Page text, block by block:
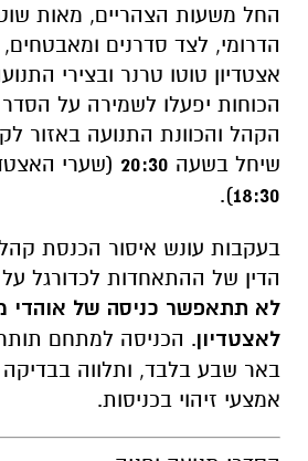
החל משעות הצהריים, מאות
הדרומי, לצד סדרנים
אצטדיון טוטו טרנר ובצירי
הכוחות יפעלו לשמירה על
הקהל והכוונת התנועה באזור
שיחל בשעה 20:30 (שערי
18:30
).
בעקבות עונש איסור הכנסת
הדין של ההתאחדות לכדורגל
לא תתאפשר כניסה של אוהדי
לאצטדיון. הכניסה למתחם
באר שבע בלבד, ותלווה
אמצעי זיהוי בכניסות.